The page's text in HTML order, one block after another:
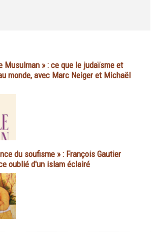
Musulman » : ce que le judaïsme et
monde, avec Marc Neiger et Michaël
du soufisme » : François Gautier
oublié d'un islam éclairé